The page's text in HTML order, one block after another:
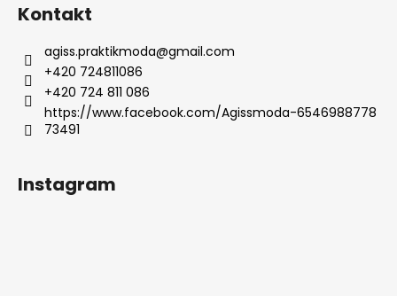
Kontakt
agiss.praktikmoda@gmail.com
+420 724811086
+420 724 811 086
https://www.facebook.com/Agissmoda-6546988778
73491
Instagram